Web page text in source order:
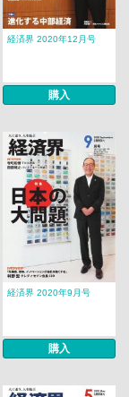
経済界 2020年12月号
購入
経済界 2020年9月号
購入